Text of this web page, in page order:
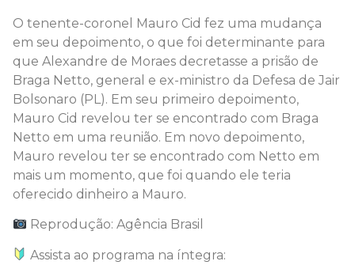
O tenente-coronel Mauro Cid fez uma mudança
em seu depoimento, o que foi determinante para
que Alexandre de Moraes decretasse a prisão de
Braga Netto, general e ex-ministro da Defesa de Jair
Bolsonaro (PL). Em seu primeiro depoimento,
Mauro Cid revelou ter se encontrado com Braga
Netto em uma reunião. Em novo depoimento,
Mauro revelou ter se encontrado com Netto em
mais um momento, que foi quando ele teria
oferecido dinheiro a Mauro.
Reprodução: Agência Brasil
Assista ao programa na íntegra: